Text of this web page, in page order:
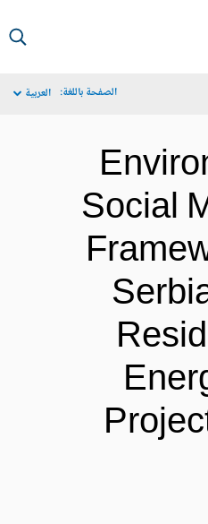
الصفحة باللغة: العربية
Social